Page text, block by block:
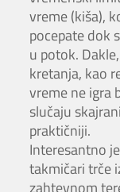
vreme (kiša),
pocepate dok
u potok.
kretanja, kao
vreme ne igra
slučaju
praktičniji.
Interesantno
takmičari trče
zahtevnom